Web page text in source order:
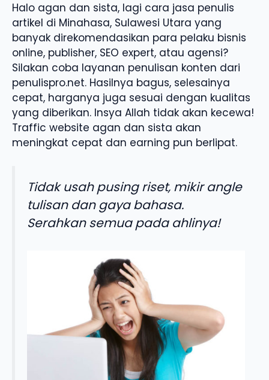
Halo agan dan sista, lagi cara jasa penulis
artikel di Minahasa, Sulawesi Utara yang
banyak direkomendasikan para pelaku bisnis
online, publisher, SEO expert, atau agensi?
Silakan coba layanan penulisan konten dari
penulispro.net. Hasilnya bagus, selesainya
cepat, harganya juga sesuai dengan kualitas
yang diberikan. Insya Allah tidak akan kecewa!
Traffic website agan dan sista akan
meningkat cepat dan earning pun berlipat.
Tidak usah pusing riset, mikir angle
tulisan dan gaya bahasa.
Serahkan semua pada ahlinya!